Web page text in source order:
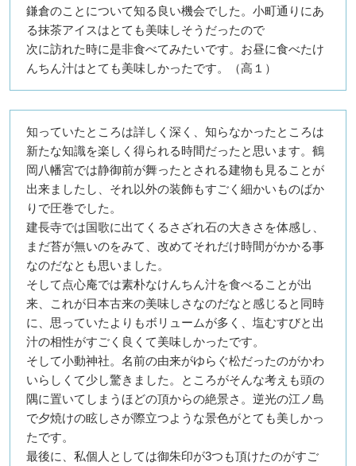
鎌倉のことについて知る良い機会でした。小町通りにあ
る抹茶アイスはとても美味しそうだったので
次に訪れた時に是非食べてみたいです。お昼に食べたけ
んちん汁はとても美味しかったです。（高１）
知っていたところは詳しく深く、知らなかったところは
新たな知識を楽しく得られる時間だったと思います。鶴
岡八幡宮では静御前が舞ったとされる建物も見ることが
出来ましたし、それ以外の装飾もすごく細かいものばか
りで圧巻でした。
建長寺では国歌に出てくるさざれ石の大きさを体感し、
まだ苔が無いのをみて、改めてそれだけ時間がかかる事
なのだなとも思いました。
そして点心庵では素朴なけんちん汁を食べることが出
来、これが日本古来の美味しさなのだなと感じると同時
に、思っていたよりもボリュームが多く、塩むすびと出
汁の相性がすごく良くて美味しかったです。
そして小動神社。名前の由来がゆらぐ松だったのがかわ
いらしくて少し驚きました。ところがそんな考えも頭の
隅に置いてしまうほどの頂からの絶景さ。逆光の江ノ島
で夕焼けの眩しさが際立つような景色がとても美しかっ
たです。
最後に、私個人としては御朱印が3つも頂けたのがすご